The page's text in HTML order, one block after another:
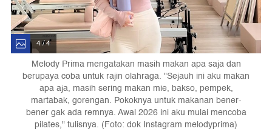
4 / 4
Melody Prima mengatakan masih makan apa saja dan
berupaya coba untuk rajin olahraga. "Sejauh ini aku makan
apa aja, masih sering makan mie, bakso, pempek,
martabak, gorengan. Pokoknya untuk makanan bener-
bener gak ada remnya. Awal 2026 ini aku mulai mencoba
pilates," tulisnya. (Foto: dok Instagram melodyprima)